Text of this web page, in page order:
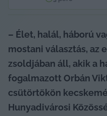
– Élet, halál, háború
mostani választás, az
zsoldjában áll, akik a
fogalmazott Orbán
csütörtökön
Hunyadivárosi